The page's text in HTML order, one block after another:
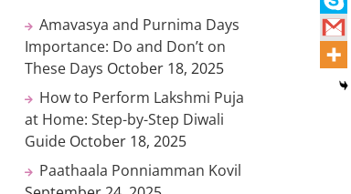
Amavasya and Purnima Days
Importance: Do and Don’t on
These Days October 18, 2025
How to Perform Lakshmi Puja
at Home: Step-by-Step Diwali
Guide October 18, 2025
Paathaala Ponniamman Kovil